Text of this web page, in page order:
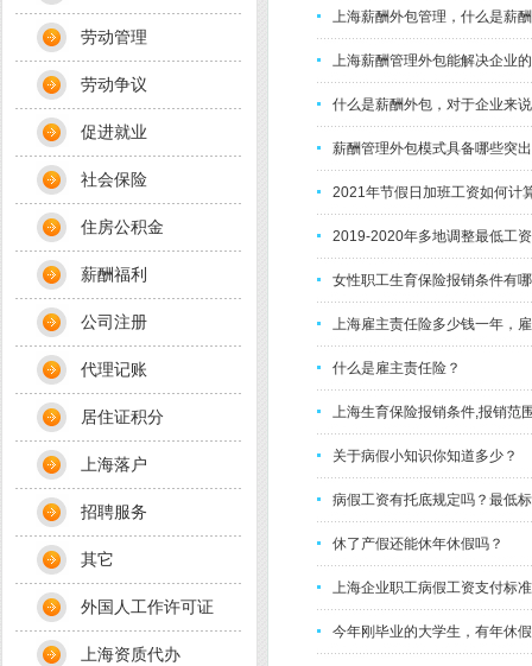
上海薪酬外包管理，什么是薪
上海薪酬管理外包能解决企业
什么是薪酬外包，对于企业来
薪酬管理外包模式具备哪些突
2021年节假日加班工资如何计
2019-2020年多地调整最低工
女性职工生育保险报销条件有
上海雇主责任险多少钱一年，
什么是雇主责任险？
上海生育保险报销条件,报销范
关于病假小知识你知道多少？
病假工资有托底规定吗？最低
休了产假还能休年休假吗？
上海企业职工病假工资支付标准
今年刚毕业的大学生，有年休
劳动管理
劳动争议
促进就业
社会保险
住房公积金
薪酬福利
公司注册
代理记账
居住证积分
上海落户
招聘服务
其它
外国人工作许可证
上海资质代办